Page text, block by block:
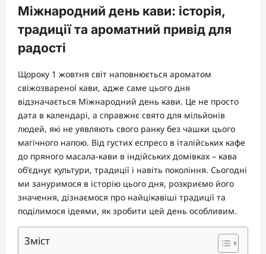
Міжнародний день кави: історія,
традиції та ароматний привід для
радості
Щороку 1 жовтня світ наповнюється ароматом
свіжозвареної кави, адже саме цього дня
відзначається Міжнародний день кави. Це не просто
дата в календарі, а справжнє свято для мільйонів
людей, які не уявляють свого ранку без чашки цього
магічного напою. Від густих еспресо в італійських кафе
до пряного масала-кави в індійських домівках – кава
об’єднує культури, традиції і навіть покоління. Сьогодні
ми зануримося в історію цього дня, розкриємо його
значення, дізнаємося про найцікавіші традиції та
поділимося ідеями, як зробити цей день особливим.
Зміст